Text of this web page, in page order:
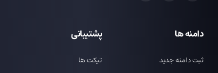
دامنه ها
ثبت دامنه جدید
پشتیبانی
تیکت ها